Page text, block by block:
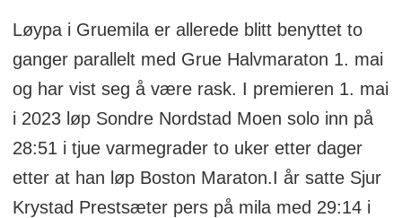
Løypa i Gruemila er allerede blitt benyttet to
ganger parallelt med Grue Halvmaraton 1. mai
og har vist seg å være rask. I premieren 1. mai
i 2023 løp Sondre Nordstad Moen solo inn på
28:51 i tjue varmegrader to uker etter dager
etter at han løp Boston Maraton.I år satte Sjur
Krystad Prestsæter pers på mila med 29:14 i